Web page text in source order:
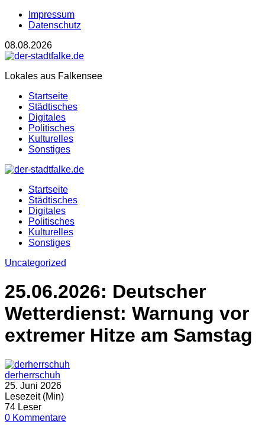
Impressum
Datenschutz
08.08.2026
Lokales aus Falkensee
Startseite
Städtisches
Digitales
Politisches
Kulturelles
Sonstiges
Startseite
Städtisches
Digitales
Politisches
Kulturelles
Sonstiges
Uncategorized
25.06.2026: Deutscher
Wetterdienst: Warnung vor
extremer Hitze am Samstag
derherrschuh
25. Juni 2026
Lesezeit (Min)
74 Leser
0 Kommentare